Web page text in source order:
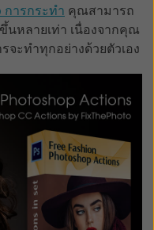
ารกระทำ คุณสามารถ
นหลายเท่า เนื่องจากคุณ
จะทำทุกอย่างด้วยตัวเอง